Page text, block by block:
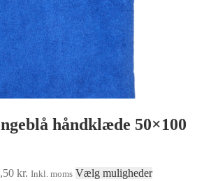
håndklæde 50×100
kr. Prisinterval:
Inkl. moms Vælg mulighederDette